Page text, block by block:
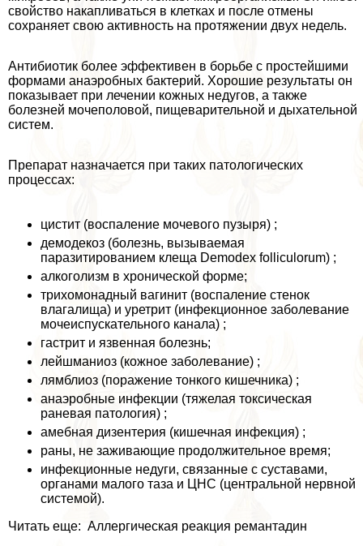
свойство накапливаться в клетках и после отмены
сохраняет свою активность на протяжении двух недель.
Антибиотик более эффективен в борьбе с простейшими
формами анаэробных бактерий. Хорошие результаты он
показывает при лечении кожных недугов, а также
болезней мочепoлoвoй, пищеварительной и дыхательной
систем.
Препарат назначается при таких патологических
процессах:
цистит (воспаление мочевого пузыря) ;
демодекоз (болезнь, вызываемая
паразитированием клеща Demodex folliculorum) ;
алкоголизм в хронической форме;
трихомонадный вaгинит (воспаление стенок
влагалища) и уретрит (инфекционное заболевание
мочеиспускательного канала) ;
гастрит и язвенная болезнь;
лейшманиоз (кожное заболевание) ;
лямблиоз (поражение тонкого кишечника) ;
анаэробные инфекции (тяжелая токсическая
раневая патология) ;
амебная дизентерия (кишечная инфекция) ;
раны, не заживающие продолжительное время;
инфекционные недуги, связанные с суставами,
органами малого таза и ЦНС (центральной нервной
системой).
Читать еще: Аллергическая реакция ремантадин